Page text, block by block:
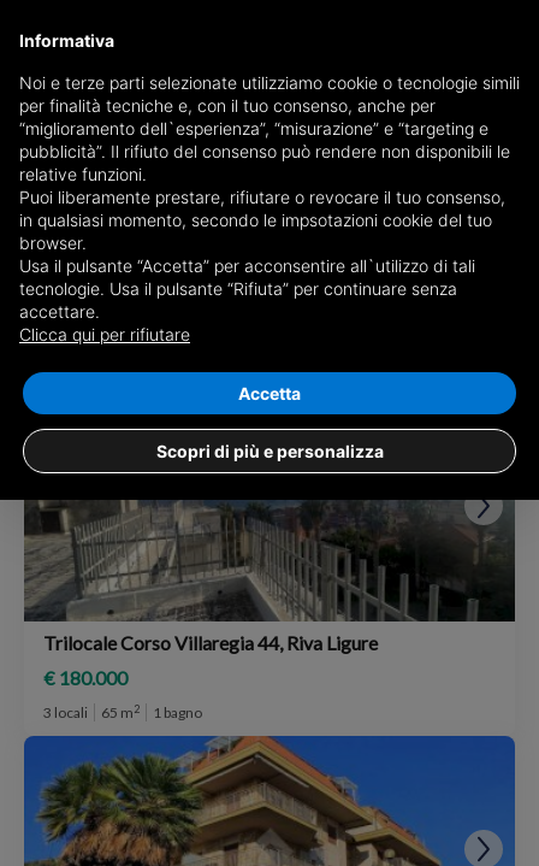
Ricevi copia del giornale via mail
Scegli giornale
25 risultati per
Riva Ligure
Trilocale Corso Villaregia 44, Riva Ligure
€ 180.000
3 locali 65 m2 1 bagno
Informativa
Noi e terze parti selezionate utilizziamo cookie o tecnologie simili
per finalità tecniche e, con il tuo consenso, anche per
“miglioramento dell`esperienza”, “misurazione” e “targeting e
pubblicità”. Il rifiuto del consenso può rendere non disponibili le
relative funzioni.
Puoi liberamente prestare, rifiutare o revocare il tuo consenso,
in qualsiasi momento, secondo le impsotazioni cookie del tuo
browser.
Usa il pulsante “Accetta” per acconsentire all`utilizzo di tali
tecnologie. Usa il pulsante “Rifiuta” per continuare senza
accettare.
Clicca qui per rifiutare
Scopri di più e personalizza
Accetta